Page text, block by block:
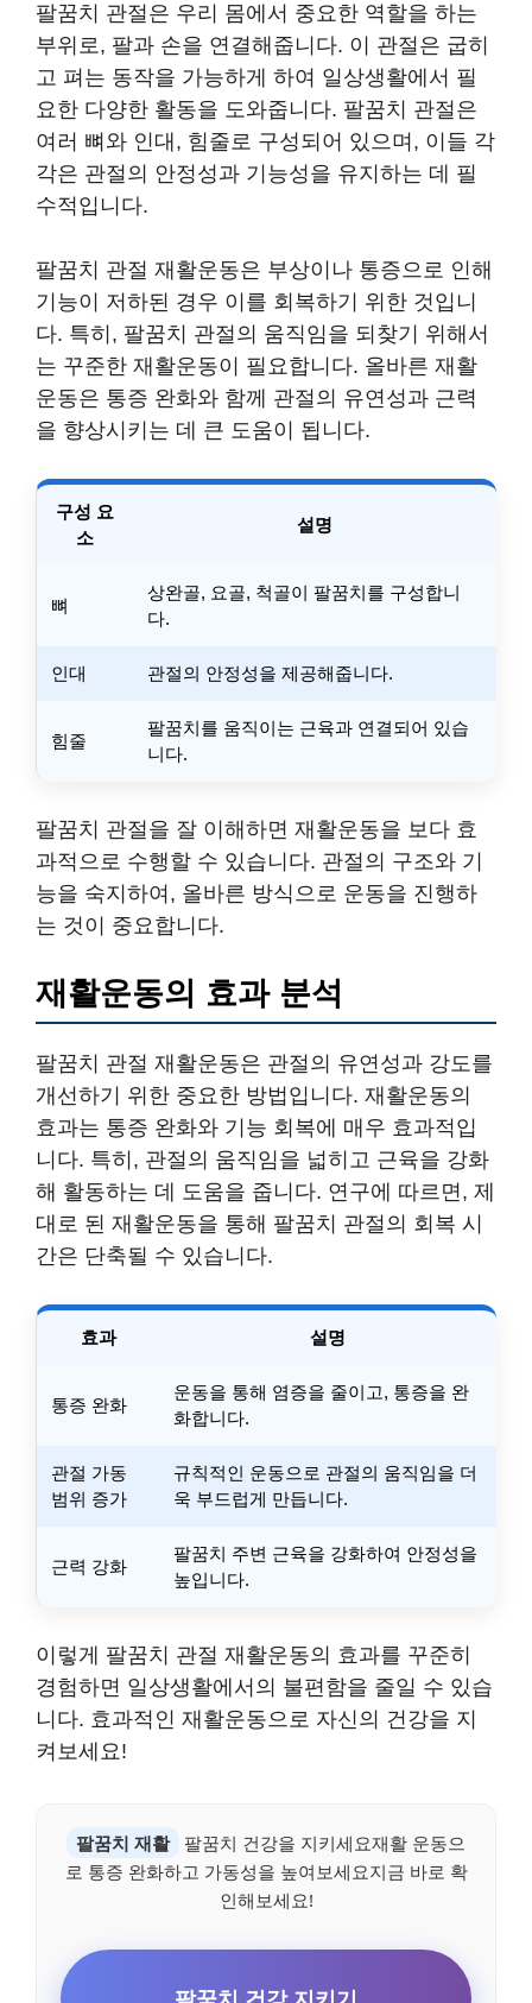
팔꿈치 관절은 우리 몸에서 중요한 역할을 하는
부위로, 팔과 손을 연결해줍니다. 이 관절은 굽히
고 펴는 동작을 가능하게 하여 일상생활에서 필
요한 다양한 활동을 도와줍니다. 팔꿈치 관절은
여러 뼈와 인대, 힘줄로 구성되어 있으며, 이들 각
각은 관절의 안정성과 기능성을 유지하는 데 필
수적입니다.
팔꿈치 관절 재활운동은 부상이나 통증으로 인해
기능이 저하된 경우 이를 회복하기 위한 것입니
다. 특히, 팔꿈치 관절의 움직임을 되찾기 위해서
는 꾸준한 재활운동이 필요합니다. 올바른 재활
운동은 통증 완화와 함께 관절의 유연성과 근력
을 향상시키는 데 큰 도움이 됩니다.
구성 요
소
설명
뼈
상완골, 요골, 척골이 팔꿈치를 구성합니
다.
인대 관절의 안정성을 제공해줍니다.
힘줄
팔꿈치를 움직이는 근육과 연결되어 있습
니다.
팔꿈치 관절을 잘 이해하면 재활운동을 보다 효
과적으로 수행할 수 있습니다. 관절의 구조와 기
능을 숙지하여, 올바른 방식으로 운동을 진행하
는 것이 중요합니다.
재활운동의 효과 분석
팔꿈치 관절 재활운동은 관절의 유연성과 강도를
개선하기 위한 중요한 방법입니다. 재활운동의
효과는 통증 완화와 기능 회복에 매우 효과적입
니다. 특히, 관절의 움직임을 넓히고 근육을 강화
해 활동하는 데 도움을 줍니다. 연구에 따르면, 제
대로 된 재활운동을 통해 팔꿈치 관절의 회복 시
간은 단축될 수 있습니다.
효과 설명
통증 완화
운동을 통해 염증을 줄이고, 통증을 완
화합니다.
관절 가동
범위 증가
규칙적인 운동으로 관절의 움직임을 더
욱 부드럽게 만듭니다.
근력 강화
팔꿈치 주변 근육을 강화하여 안정성을
높입니다.
이렇게 팔꿈치 관절 재활운동의 효과를 꾸준히
경험하면 일상생활에서의 불편함을 줄일 수 있습
니다. 효과적인 재활운동으로 자신의 건강을 지
켜보세요!
팔꿈치 재활
팔꿈치 건강을 지키세요재활 운동으
로 통증 완화하고 가동성을 높여보세요지금 바로 확
인해보세요!